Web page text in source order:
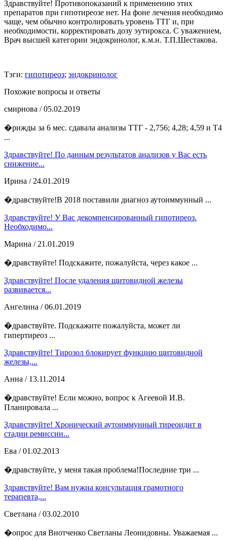
Здравствуйте! Противопоказаний к применению этих
препаратов при гипотиреозе нет. На фоне лечения необходимо
чаще, чем обычно контролировать уровень ТТГ и, при
необходимости, корректировать дозу эутирокса. С уважением,
Врач высшей категории эндокринолог, к.м.н. Т.П.Шестакова.
Тэги: гипотиреоз; эндокринолог
Похожие вопросы и ответы
смирнова / 05.02.2019
�рижды за 6 мес. сдавала анализы ТТГ - 2,756; 4,28; 4,59 и Т4
...
Здравствуйте! По данным результатов анализов у Вас есть
снижение...
Ирина / 24.01.2019
�дравствуйте!В 2018 поставили диагноз аутоиммунный ...
Здравствуйте! У Вас декомпенсированный гипотиреоз.
Необходимо...
Марина / 21.01.2019
�дравствуйте! Подскажите, пожалуйста, через какое ...
Здравствуйте! После удаления щитовидной железы
развивается...
Ангелина / 06.01.2019
�дравствуйте. Подскажите пожалуйста, может ли
гипертиреоз ...
Здравствуйте! Тирозол блокирует функцию щитовидной
железы,...
Анна / 13.11.2014
�дравствуйте! Если можно, вопрос к Агеевой И.В.
Планировала ...
Здравствуйте! Хронический аутоиммунный тиреоидит в
стадии ремиссии...
Ева / 01.02.2013
�дравствуйте, у меня такая проблема!Последние три ...
Здравствуйте! Вам нужна консультация грамотного
терапевта,...
Светлана / 03.02.2010
�опрос для Внотченко Светланы Леонидовны. Уважаемая ...